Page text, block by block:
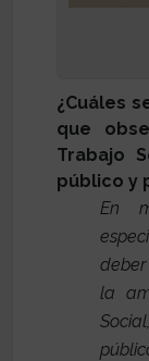
¿Cuáles
que
Trabajo
público y
En
deber
la